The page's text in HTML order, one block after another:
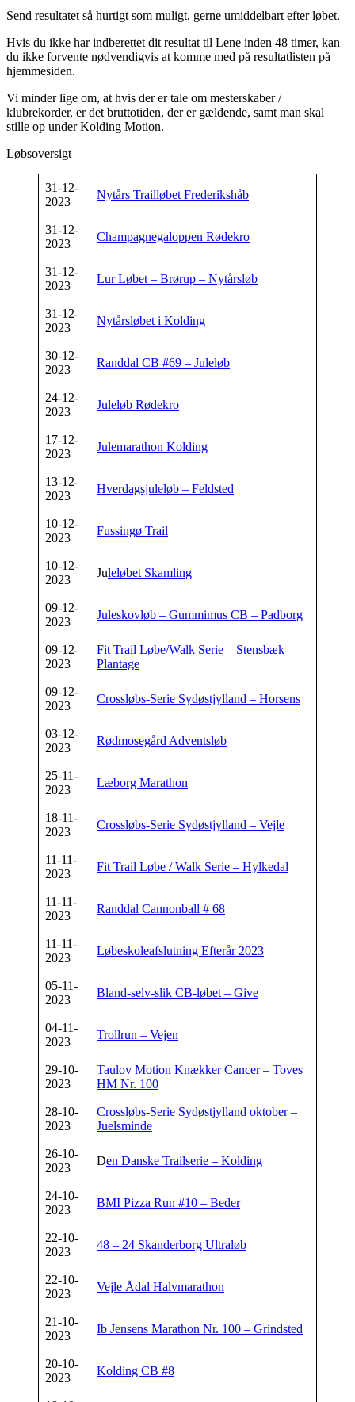
Send resultatet så hurtigt som muligt, gerne umiddelbart efter løbet.
Hvis du ikke har indberettet dit resultat til Lene inden 48 timer, kan
du ikke forvente nødvendigvis at komme med på resultatlisten på
hjemmesiden.
Vi minder lige om, at hvis der er tale om mesterskaber /
klubrekorder, er det bruttotiden, der er gældende, samt man skal
stille op under Kolding Motion.
Løbsoversigt
31-12-
2023
Nytårs Trailløbet Frederikshåb
31-12-
2023
Champagnegaloppen Rødekro
31-12-
2023
Lur Løbet – Brørup – Nytårsløb
31-12-
2023
Nytårsløbet i Kolding
30-12-
2023
Randdal CB #69 – Juleløb
24-12-
2023
Juleløb Rødekro
17-12-
2023
Julemarathon Kolding
13-12-
2023
Hverdagsjuleløb – Feldsted
10-12-
2023
Fussingø Trail
10-12-
2023
Juleløbet Skamling
09-12-
2023
Juleskovløb – Gummimus CB – Padborg
09-12-
2023
Fit Trail Løbe/Walk Serie – Stensbæk
Plantage
09-12-
2023
Crossløbs-Serie Sydøstjylland – Horsens
03-12-
2023
Rødmosegård Adventsløb
25-11-
2023
Læborg Marathon
18-11-
2023
Crossløbs-Serie Sydøstjylland – Vejle
11-11-
2023
Fit Trail Løbe / Walk Serie – Hylkedal
11-11-
2023
Randdal Cannonball # 68
11-11-
2023
Løbeskoleafslutning Efterår 2023
05-11-
2023
Bland-selv-slik CB-løbet – Give
04-11-
2023
Trollrun – Vejen
29-10-
2023
Taulov Motion Knækker Cancer – Toves
HM Nr. 100
28-10-
2023
Crossløbs-Serie Sydøstjylland oktober –
Juelsminde
26-10-
2023
Den Danske Trailserie – Kolding
24-10-
2023
BMI Pizza Run #10 – Beder
22-10-
2023
48 – 24 Skanderborg Ultraløb
22-10-
2023
Vejle Ådal Halvmarathon
21-10-
2023
Ib Jensens Marathon Nr. 100 – Grindsted
20-10-
2023
Kolding CB #8